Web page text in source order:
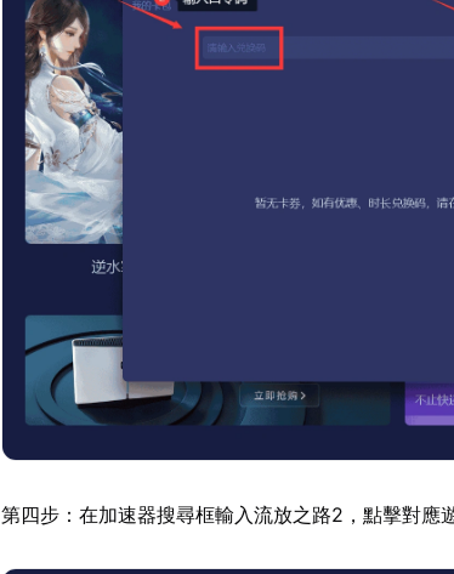
第四步：在加速器搜尋框輸入流放之路2，點擊對應